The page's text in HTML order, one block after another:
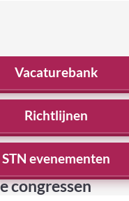
Vacaturebank
Richtlijnen
STN evenementen
congressen